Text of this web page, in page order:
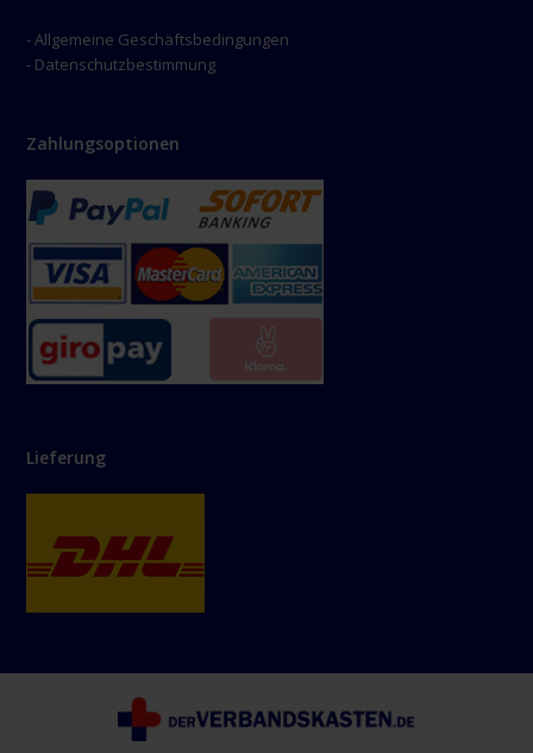
- Allgemeine Geschäftsbedingungen
- Datenschutzbestimmung
Zahlungsoptionen
Lieferung